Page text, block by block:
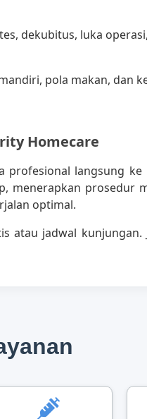
dekubitus, luka
pola makan, dan
Homecare
profesional langsung ke
menerapkan prosedur
optimal.
atau jadwal kunjungan.